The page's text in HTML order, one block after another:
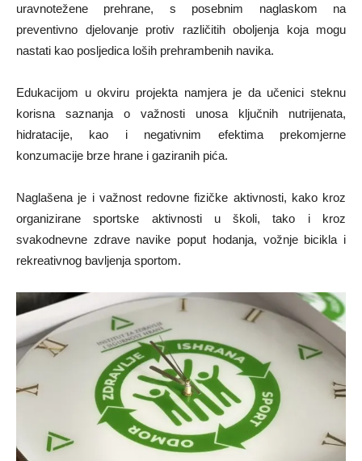
uravnotežene prehrane, s posebnim naglaskom na
preventivno djelovanje protiv različitih oboljenja koja mogu
nastati kao posljedica loših prehrambenih navika.
Edukacijom u okviru projekta namjera je da učenici steknu
korisna saznanja o važnosti unosa ključnih nutrijenata,
hidratacije, kao i negativnim efektima prekomjerne
konzumacije brze hrane i gaziranih pića.
Naglašena je i važnost redovne fizičke aktivnosti, kako kroz
organizirane sportske aktivnosti u školi, tako i kroz
svakodnevne zdrave navike poput hodanja, vožnje bicikla i
rekreativnog bavljenja sportom.